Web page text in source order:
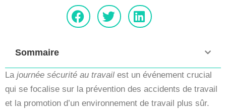
Sommaire
La journée sécurité au travail est un événement crucial
qui se focalise sur la prévention des accidents de travail
et la promotion d’un environnement de travail plus sûr.